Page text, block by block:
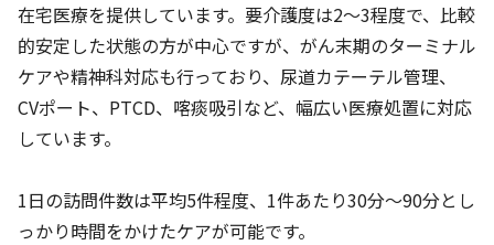
在宅医療を提供しています。要介護度は2～3程度で、比較
的安定した状態の方が中心ですが、がん末期のターミナル
ケアや精神科対応も行っており、尿道カテーテル管理、
CVポート、PTCD、喀痰吸引など、幅広い医療処置に対応
しています。
1日の訪問件数は平均5件程度、1件あたり30分～90分とし
っかり時間をかけたケアが可能です。